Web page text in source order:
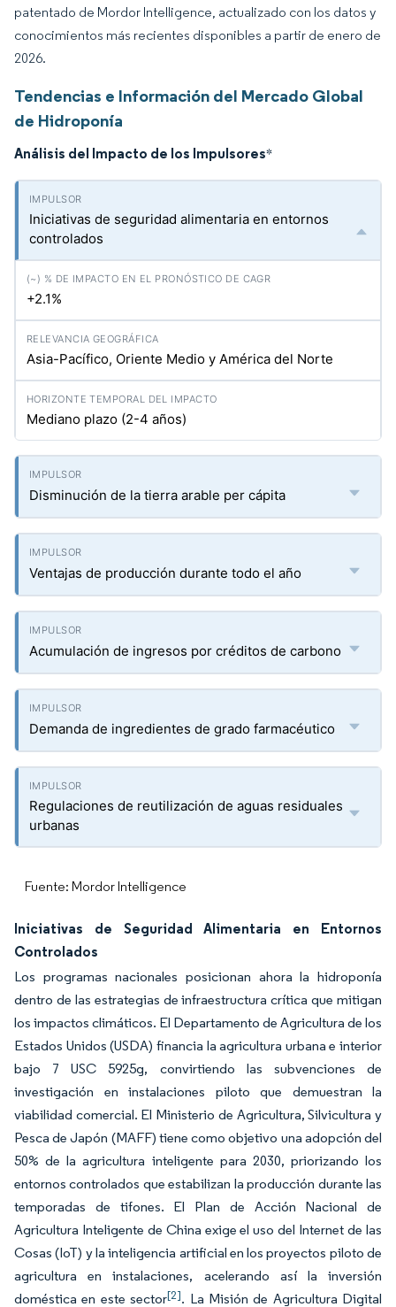
patentado de Mordor Intelligence, actualizado con los datos y
conocimientos más recientes disponibles a partir de enero de
2026.
Tendencias e Información del Mercado Global
de Hidroponía
Análisis del Impacto de los Impulsores*
Iniciativas de seguridad alimentaria en entornos
controlados
+2.1%
Asia-Pacífico, Oriente Medio y América del Norte
Mediano plazo (2-4 años)
Disminución de la tierra arable per cápita
Ventajas de producción durante todo el año
Acumulación de ingresos por créditos de carbono
Demanda de ingredientes de grado farmacéutico
Regulaciones de reutilización de aguas residuales
urbanas
Fuente: Mordor Intelligence
Iniciativas de Seguridad Alimentaria en Entornos
Controlados
Los programas nacionales posicionan ahora la hidroponía
dentro de las estrategias de infraestructura crítica que mitigan
los impactos climáticos. El Departamento de Agricultura de los
Estados Unidos (USDA) financia la agricultura urbana e interior
bajo 7 USC 5925g, convirtiendo las subvenciones de
investigación en instalaciones piloto que demuestran la
viabilidad comercial. El Ministerio de Agricultura, Silvicultura y
Pesca de Japón (MAFF) tiene como objetivo una adopción del
50% de la agricultura inteligente para 2030, priorizando los
entornos controlados que estabilizan la producción durante las
temporadas de tifones. El Plan de Acción Nacional de
Agricultura Inteligente de China exige el uso del Internet de las
Cosas (IoT) y la inteligencia artificial en los proyectos piloto de
agricultura en instalaciones, acelerando así la inversión
doméstica en este sector[2]. La Misión de Agricultura Digital